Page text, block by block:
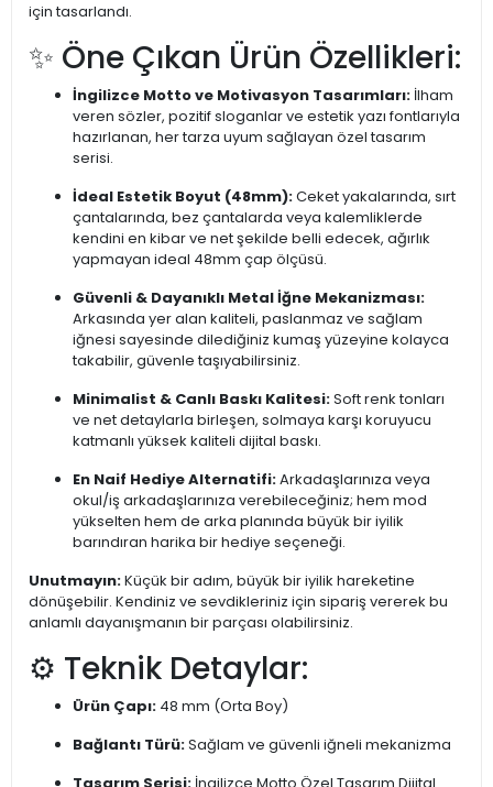
için tasarlandı.
✨ Öne Çıkan Ürün Özellikleri:
İngilizce Motto ve Motivasyon Tasarımları: İlham
veren sözler, pozitif sloganlar ve estetik yazı fontlarıyla
hazırlanan, her tarza uyum sağlayan özel tasarım
serisi.
İdeal Estetik Boyut (48mm):Ceket yakalarında, sırt
çantalarında, bez çantalarda veya kalemliklerde
kendini en kibar ve net şekilde belli edecek, ağırlık
yapmayan ideal 48mm çap ölçüsü.
Güvenli & Dayanıklı Metal İğne Mekanizması:
Arkasında yer alan kaliteli, paslanmaz ve sağlam
iğnesi sayesinde dilediğiniz kumaş yüzeyine kolayca
takabilir, güvenle taşıyabilirsiniz.
Minimalist & Canlı Baskı Kalitesi:Soft renk tonları
ve net detaylarla birleşen, solmaya karşı koruyucu
katmanlı yüksek kaliteli dijital baskı.
En Naif Hediye Alternatifi:Arkadaşlarınıza veya
okul/iş arkadaşlarınıza verebileceğiniz; hem mod
yükselten hem de arka planında büyük bir iyilik
barındıran harika bir hediye seçeneği.
Unutmayın:Küçük bir adım, büyük bir iyilik hareketine
dönüşebilir. Kendiniz ve sevdikleriniz için sipariş vererek bu
anlamlı dayanışmanın bir parçası olabilirsiniz.
⚙️ Teknik Detaylar:
Ürün Çapı: 48 mm (Orta Boy)
Bağlantı Türü:Sağlam ve güvenli iğneli mekanizma